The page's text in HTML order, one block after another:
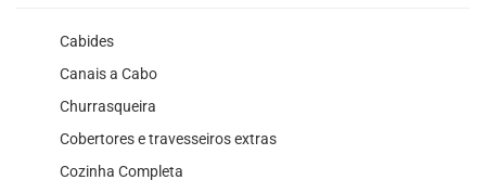
Cabides
Canais a Cabo
Churrasqueira
Cobertores e travesseiros extras
Cozinha Completa